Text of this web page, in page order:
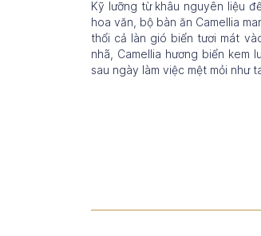
Kỹ lưỡng từ khâu nguyên liệu
hoa văn, bộ bàn ăn Camellia
thổi cả làn gió biển tươi mát
nhã, Camellia hương biển kem
sau ngày làm việc mệt mỏi như